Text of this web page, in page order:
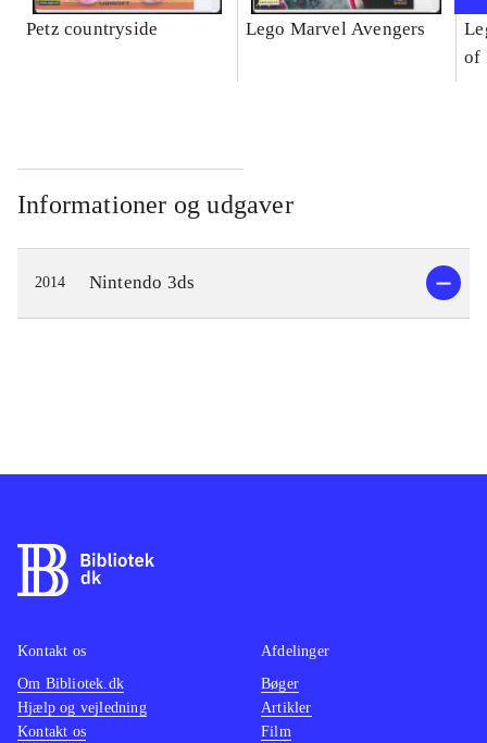
Petz countryside Lego Marvel Avengers
of
Informationer og udgaver
2014 Nintendo 3ds
Kontakt os
Om Bibliotek.dk
Hjælp og vejledning
Kontakt os
Afdelinger
Bøger
Artikler
Film